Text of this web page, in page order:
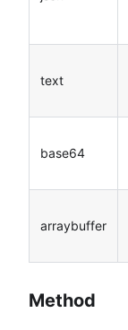
text
base64
arraybuffer
Method